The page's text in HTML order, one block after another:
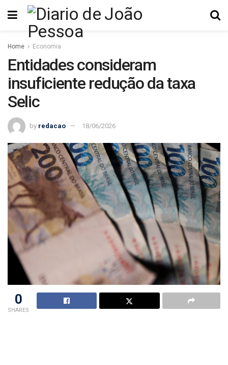
Home Economia
Entidades consideram
insuficiente redução da taxa
Selic
by redacao 18/06/2026
0
SHARES